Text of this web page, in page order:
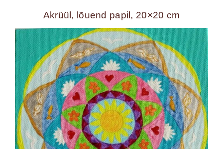
Akrüül, lõuend papil, 20×20 cm